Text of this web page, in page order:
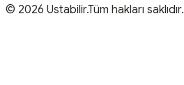
© 2026 Ustabilir.Tüm hakları saklıdır.